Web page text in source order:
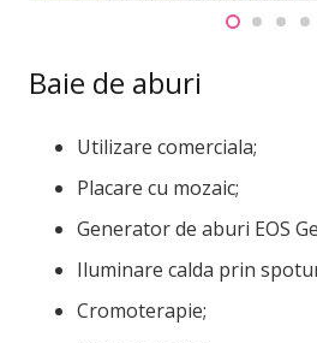
Baie de aburi
Utilizare comerciala;
Placare cu mozaic;
Generator de aburi EOS
Iluminare calda prin
Cromoterapie;